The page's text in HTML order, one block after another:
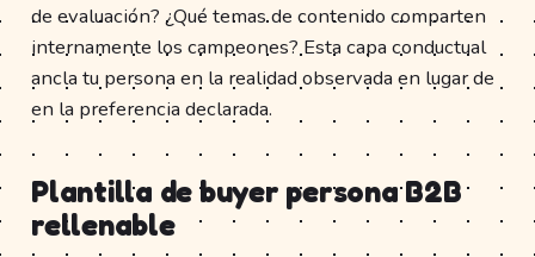
de evaluación? ¿Qué temas de contenido comparten
internamente los campeones? Esta capa conductual
ancla tu persona en la realidad observada en lugar de
en la preferencia declarada.
Plantilla de buyer persona B2B
rellenable